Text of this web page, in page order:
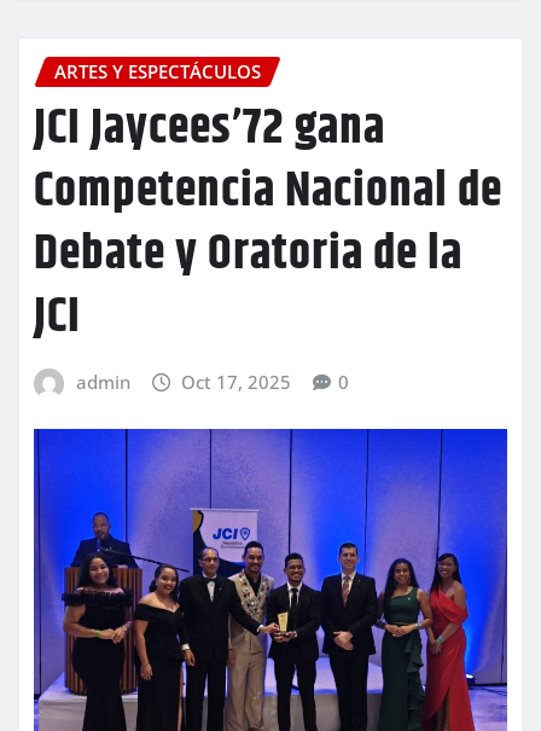
ARTES Y ESPECTÁCULOS
JCI Jaycees’72 gana
Competencia Nacional de
Debate y Oratoria de la
JCI
admin Oct 17, 2025 0